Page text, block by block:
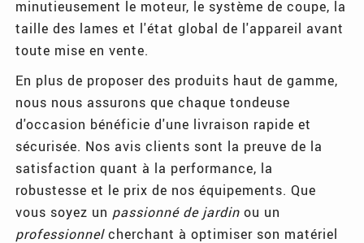
minutieusement le moteur, le système de coupe, la
taille des lames et l'état global de l'appareil avant
toute mise en vente.
En plus de proposer des produits haut de gamme,
nous nous assurons que chaque tondeuse
d'occasion bénéficie d'une livraison rapide et
sécurisée. Nos avis clients sont la preuve de la
satisfaction quant à la performance, la
robustesse et le prix de nos équipements. Que
vous soyez un passionné de jardin ou un
professionnelcherchant à optimiser son matériel